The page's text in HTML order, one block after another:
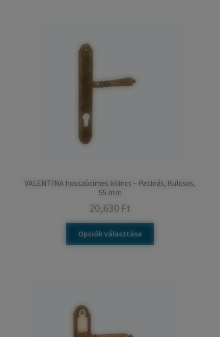
VALENTINA hosszúcímes kilincs – Patinás, Kulcsos,
55 mm
20,630 Ft
Opciók választása